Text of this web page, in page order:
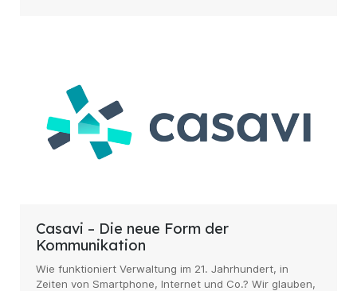
Casavi – Die neue Form der
Kommunikation
Wie funktioniert Verwaltung im 21. Jahrhundert, in
Zeiten von Smartphone, Internet und Co.? Wir glauben,